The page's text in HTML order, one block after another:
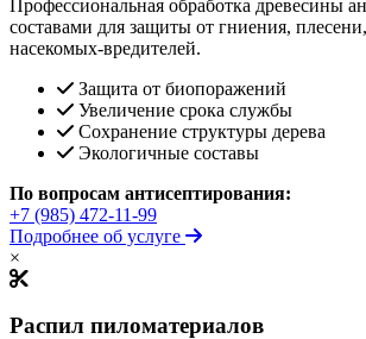
Профессиональная обработка древесины
составами для защиты от гниения,
насекомых-вредителей.
Защита от биопоражений
Увеличение срока службы
Сохранение структуры дерева
Экологичные составы
По вопросам антисептирования:
+7 (985) 472-11-99
Подробнее об услуге
×
Распил пиломатериалов